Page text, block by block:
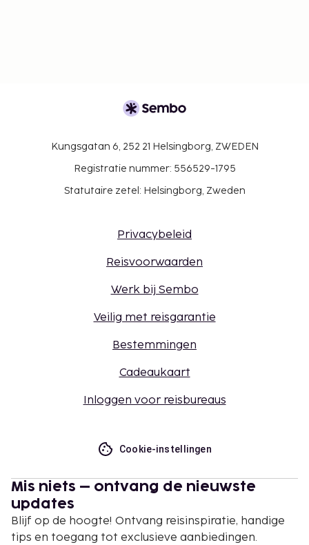
Kungsgatan 6, 252 21 Helsingborg, ZWEDEN
Registratie nummer: 556529-1795
Statutaire zetel: Helsingborg, Zweden
Privacybeleid
Reisvoorwaarden
Werk bij Sembo
Veilig met reisgarantie
Bestemmingen
Cadeaukaart
Inloggen voor reisbureaus
Cookie-instellingen
Mis niets – ontvang de nieuwste
updates
Blijf op de hoogte! Ontvang reisinspiratie, handige
tips en toegang tot exclusieve aanbiedingen.